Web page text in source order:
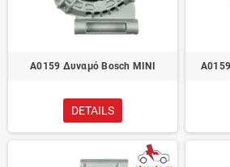
A0159 Δυναμό Bosch MINI
DETAILS